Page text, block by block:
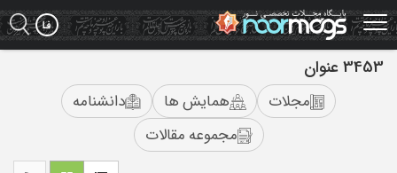
Skip
to
main
content3453 عنوان
مجلات همایش ها
دانشنامه
مجموعه مقالات